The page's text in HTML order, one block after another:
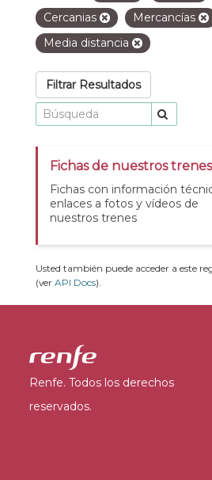
Cercanias
Mercancías
Media distancia
Filtrar Resultados
Fichas de nuestros trenes
Fichas con información
enlaces a fotos y vídeos de
nuestros trenes
Usted también puede acceder a este
(ver API Docs).
Renfe. Todos los derechos
reservados.